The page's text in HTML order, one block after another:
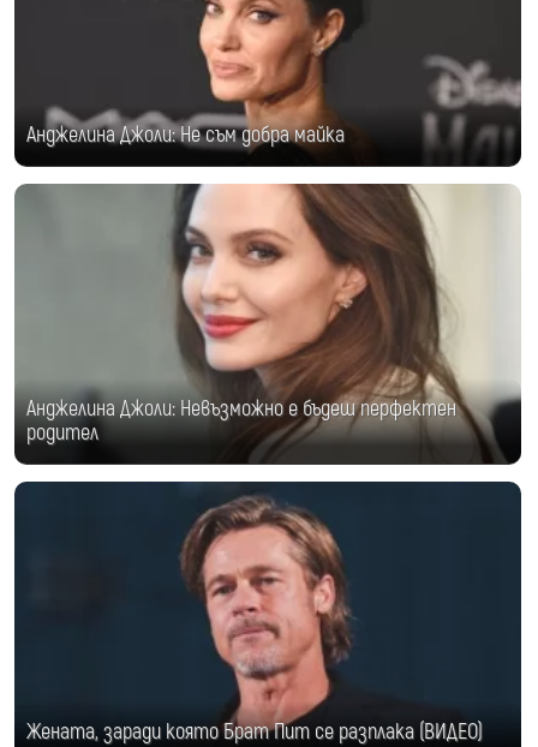
Анджелина Джоли: Не съм добра майка
Анджелина Джоли: Невъзможно е бъдеш перфектен
родител
Жената, заради която Брат Пит се разплака (ВИДЕО)